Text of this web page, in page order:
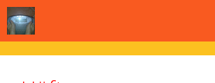
Zum
Inhalt
springen